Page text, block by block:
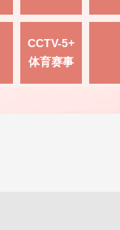
CCTV-5+
体育赛事